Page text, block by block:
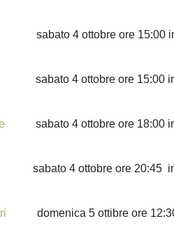
4 ottobre ore 15:00 in
4 ottobre ore 15:00 in
sabato 4 ottobre ore 18:00 in
sabato 4 ottobre ore 20:45 in
domenica 5 ottibre ore 12:30